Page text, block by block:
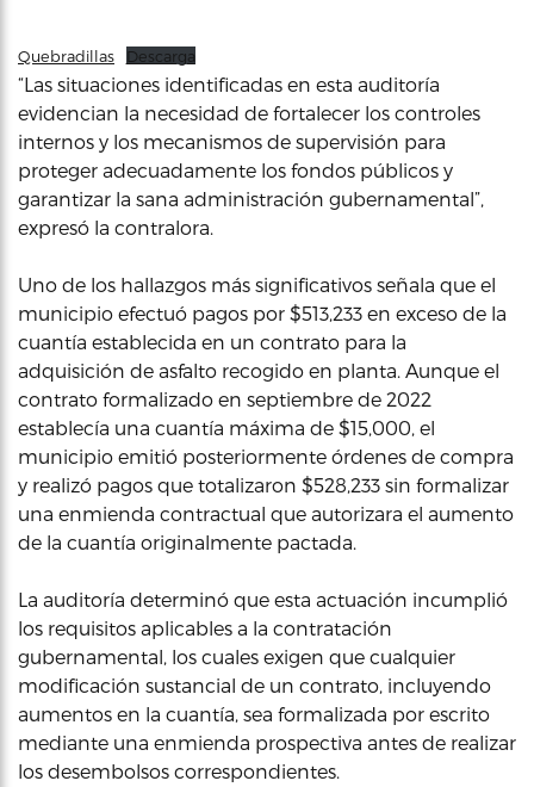
Quebradillas Descarga
“Las situaciones identificadas en esta auditoría
evidencian la necesidad de fortalecer los controles
internos y los mecanismos de supervisión para
proteger adecuadamente los fondos públicos y
garantizar la sana administración gubernamental”,
expresó la contralora.
Uno de los hallazgos más significativos señala que el
municipio efectuó pagos por $513,233 en exceso de la
cuantía establecida en un contrato para la
adquisición de asfalto recogido en planta. Aunque el
contrato formalizado en septiembre de 2022
establecía una cuantía máxima de $15,000, el
municipio emitió posteriormente órdenes de compra
y realizó pagos que totalizaron $528,233 sin formalizar
una enmienda contractual que autorizara el aumento
de la cuantía originalmente pactada.
La auditoría determinó que esta actuación incumplió
los requisitos aplicables a la contratación
gubernamental, los cuales exigen que cualquier
modificación sustancial de un contrato, incluyendo
aumentos en la cuantía, sea formalizada por escrito
mediante una enmienda prospectiva antes de realizar
los desembolsos correspondientes.